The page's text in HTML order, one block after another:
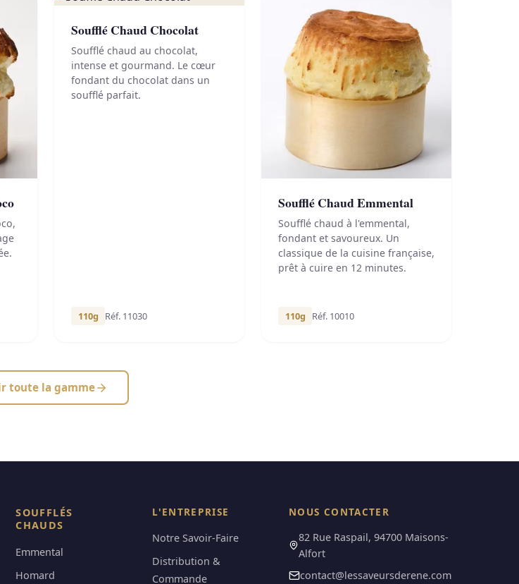
Soufflé Chaud Chocolat
Soufflé chaud au chocolat,
intense et gourmand. Le cœur
fondant du chocolat dans un
soufflé parfait.
110g Réf. 11030
Soufflé Chaud Emmental
Soufflé chaud à l'emmental,
fondant et savoureux. Un
classique de la cuisine française,
prêt à cuire en 12 minutes.
110g Réf. 10010
toute la gamme
SOUFFLÉS
CHAUDS
Emmental
Homard
L'ENTREPRISE
Notre Savoir-Faire
Distribution &
Commande
NOUS CONTACTER
82 Rue Raspail, 94700 Maisons-
Alfort
contact@lessaveursderene.com